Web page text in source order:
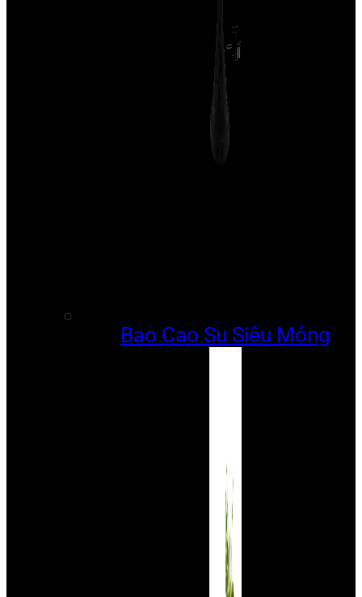
Bao Cao Su Siêu Mỏng